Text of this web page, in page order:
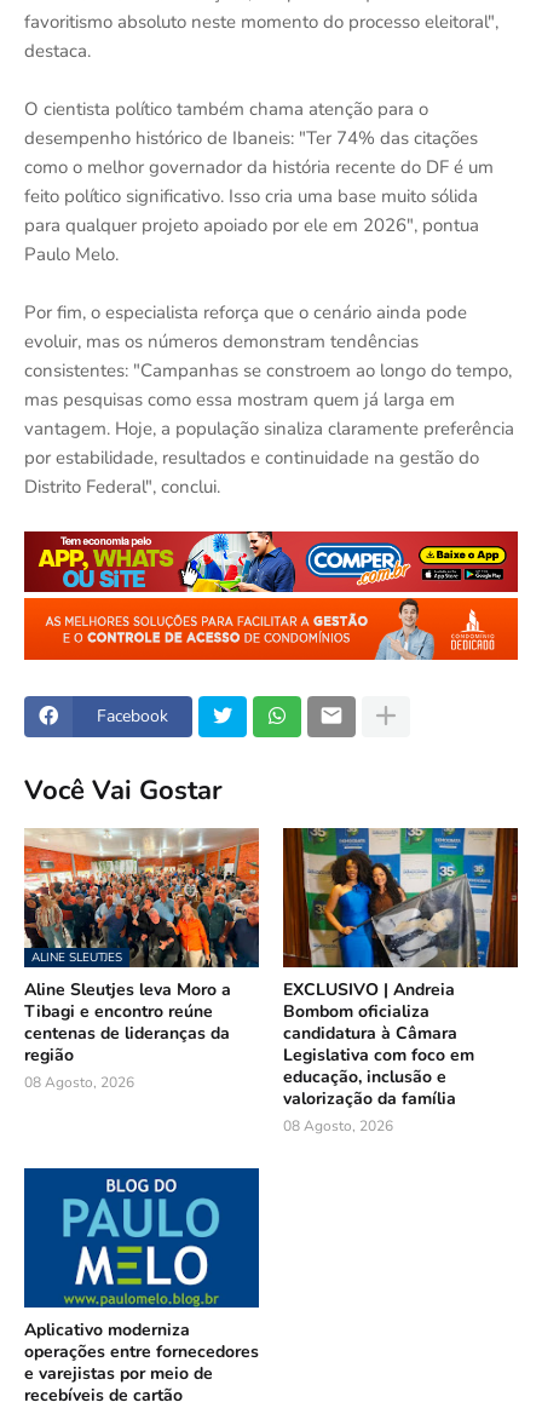
favoritismo absoluto neste momento do processo eleitoral",
destaca.
O cientista político também chama atenção para o
desempenho histórico de Ibaneis: "Ter 74% das citações
como o melhor governador da história recente do DF é um
feito político significativo. Isso cria uma base muito sólida
para qualquer projeto apoiado por ele em 2026", pontua
Paulo Melo.
Por fim, o especialista reforça que o cenário ainda pode
evoluir, mas os números demonstram tendências
consistentes: "Campanhas se constroem ao longo do tempo,
mas pesquisas como essa mostram quem já larga em
vantagem. Hoje, a população sinaliza claramente preferência
por estabilidade, resultados e continuidade na gestão do
Distrito Federal", conclui.
Facebook
Você Vai Gostar
ALINE SLEUTJES
Aline Sleutjes leva Moro a
Tibagi e encontro reúne
centenas de lideranças da
região
08 Agosto, 2026
EXCLUSIVO | Andreia
Bombom oficializa
candidatura à Câmara
Legislativa com foco em
educação, inclusão e
valorização da família
08 Agosto, 2026
Aplicativo moderniza
operações entre fornecedores
e varejistas por meio de
recebíveis de cartão